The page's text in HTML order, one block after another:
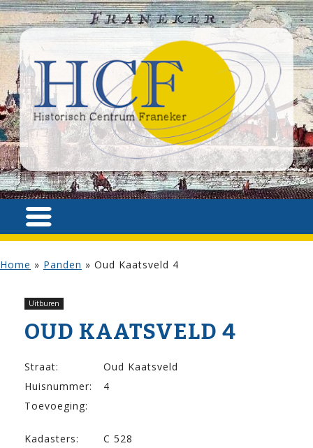
Home » Panden » Oud Kaatsveld 4
Uitburen
OUD KAATSVELD 4
Straat:
Oud Kaatsveld
Huisnummer:
4
Toevoeging:
Kadasters:
C 528